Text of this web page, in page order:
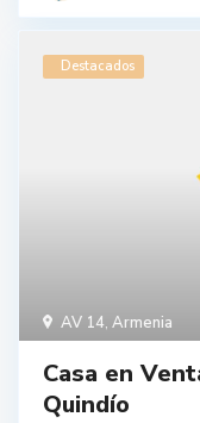
AV 14, Armenia
Destacados
Casa en
Quindío